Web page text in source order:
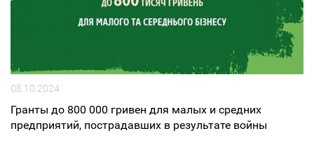
08.10.2024
Гранты до 800 000 гривен для малых и средних
предприятий, пострадавших в результате войны